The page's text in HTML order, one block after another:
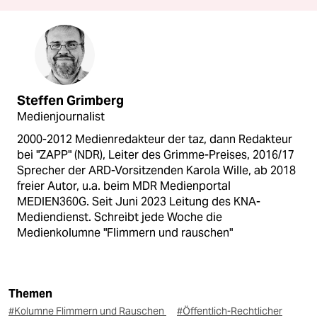
Steffen Grimberg
Medienjournalist
2000-2012 Medienredakteur der taz, dann Redakteur
bei "ZAPP" (NDR), Leiter des Grimme-Preises, 2016/17
Sprecher der ARD-Vorsitzenden Karola Wille, ab 2018
freier Autor, u.a. beim MDR Medienportal
MEDIEN360G. Seit Juni 2023 Leitung des KNA-
Mediendienst. Schreibt jede Woche die
Medienkolumne "Flimmern und rauschen"
Themen
#Kolumne Flimmern und Rauschen
#Öffentlich-Rechtlicher